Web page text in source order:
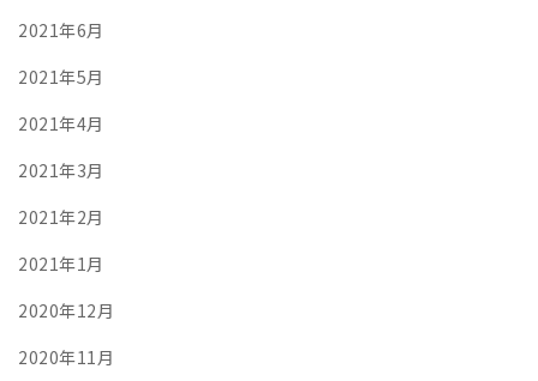
2021年6月
2021年5月
2021年4月
2021年3月
2021年2月
2021年1月
2020年12月
2020年11月